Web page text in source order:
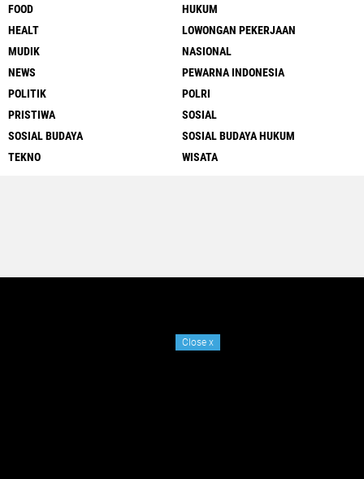
FOOD
HUKUM
HEALT
LOWONGAN PEKERJAAN
MUDIK
NASIONAL
NEWS
PEWARNA INDONESIA
POLITIK
POLRI
PRISTIWA
SOSIAL
SOSIAL BUDAYA
SOSIAL BUDAYA HUKUM
TEKNO
WISATA
Close x